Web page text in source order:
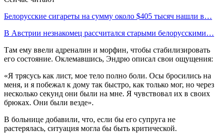
Белорусские сигареты на сумму около $405 тысяч нашли в…
В Австрии незнакомец рассчитался старыми белорусскими…
Там ему ввели адреналин и морфин, чтобы стабилизировать
его состояние. Оклемавшись, Эндрю описал свои ощущения:
«Я трясусь как лист, мое тело полно боли. Осы бросились на
меня, и я побежал к дому так быстро, как только мог, но через
несколько секунд они были на мне. Я чувствовал их в своих
брюках. Они были везде».
В больнице добавили, что, если бы его супруга не
растерялась, ситуация могла бы быть критической.